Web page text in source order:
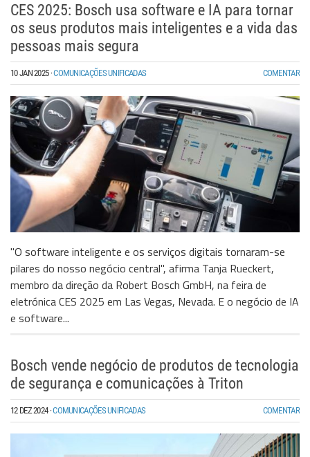
CES 2025: Bosch usa software e IA para tornar
os seus produtos mais inteligentes e a vida das
pessoas mais segura
10 JAN 2025·COMUNICAÇÕES UNIFICADAS COMENTAR
"O software inteligente e os serviços digitais tornaram-se
pilares do nosso negócio central", afirma Tanja Rueckert,
membro da direção da Robert Bosch GmbH, na feira de
eletrónica CES 2025 em Las Vegas, Nevada. E o negócio de IA
e software...
Bosch vende negócio de produtos de tecnologia
de segurança e comunicações à Triton
12 DEZ 2024·COMUNICAÇÕES UNIFICADAS COMENTAR